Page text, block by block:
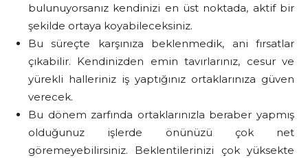
bulunuyorsanız kendinizi en üst noktada, aktif bir
şekilde ortaya koyabileceksiniz.
Bu süreçte karşınıza beklenmedik, ani fırsatlar
çıkabilir. Kendinizden emin tavırlarınız, cesur ve
yürekli halleriniz iş yaptığınız ortaklarınıza güven
verecek.
Bu dönem zarfında ortaklarınızla beraber yapmış
olduğunuz işlerde önünüzü çok net
göremeyebilirsiniz. Beklentilerinizi çok yüksekte